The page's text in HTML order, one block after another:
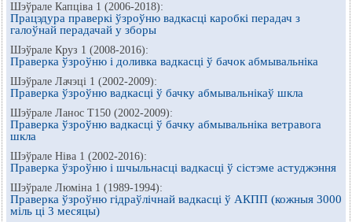
Шэўрале Капціва 1 (2006-2018):
Працэдура праверкі ўзроўню вадкасці каробкі перадач з
галоўнай перадачай у зборы
Шэўрале Круз 1 (2008-2016):
Праверка ўзроўню і доливка вадкасці ў бачок абмывальніка
Шэўрале Лачэці 1 (2002-2009):
Праверка ўзроўню вадкасці ў бачку абмывальнікаў шкла
Шэўрале Ланос Т150 (2002-2009):
Праверка ўзроўню вадкасці ў бачку абмывальніка ветравога
шкла
Шэўрале Ніва 1 (2002-2016):
Праверка ўзроўню і шчыльнасці вадкасці ў сістэме астуджэння
Шэўрале Люміна 1 (1989-1994):
Праверка ўзроўню гідраўлічнай вадкасці ў АКПП (кожныя 3000
міль ці 3 месяцы)